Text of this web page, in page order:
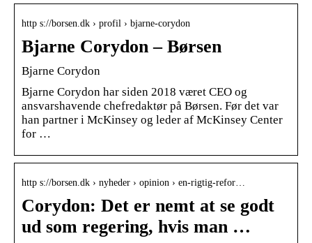
http s://borsen.dk › profil › bjarne-corydon
Bjarne Corydon – Børsen
Bjarne Corydon
Bjarne Corydon har siden 2018 været CEO og
ansvarshavende chefredaktør på Børsen. Før det var
han partner i McKinsey og leder af McKinsey Center
for …
http s://borsen.dk › nyheder › opinion › en-rigtig-refor…
Corydon: Det er nemt at se godt
ud som regering, hvis man …